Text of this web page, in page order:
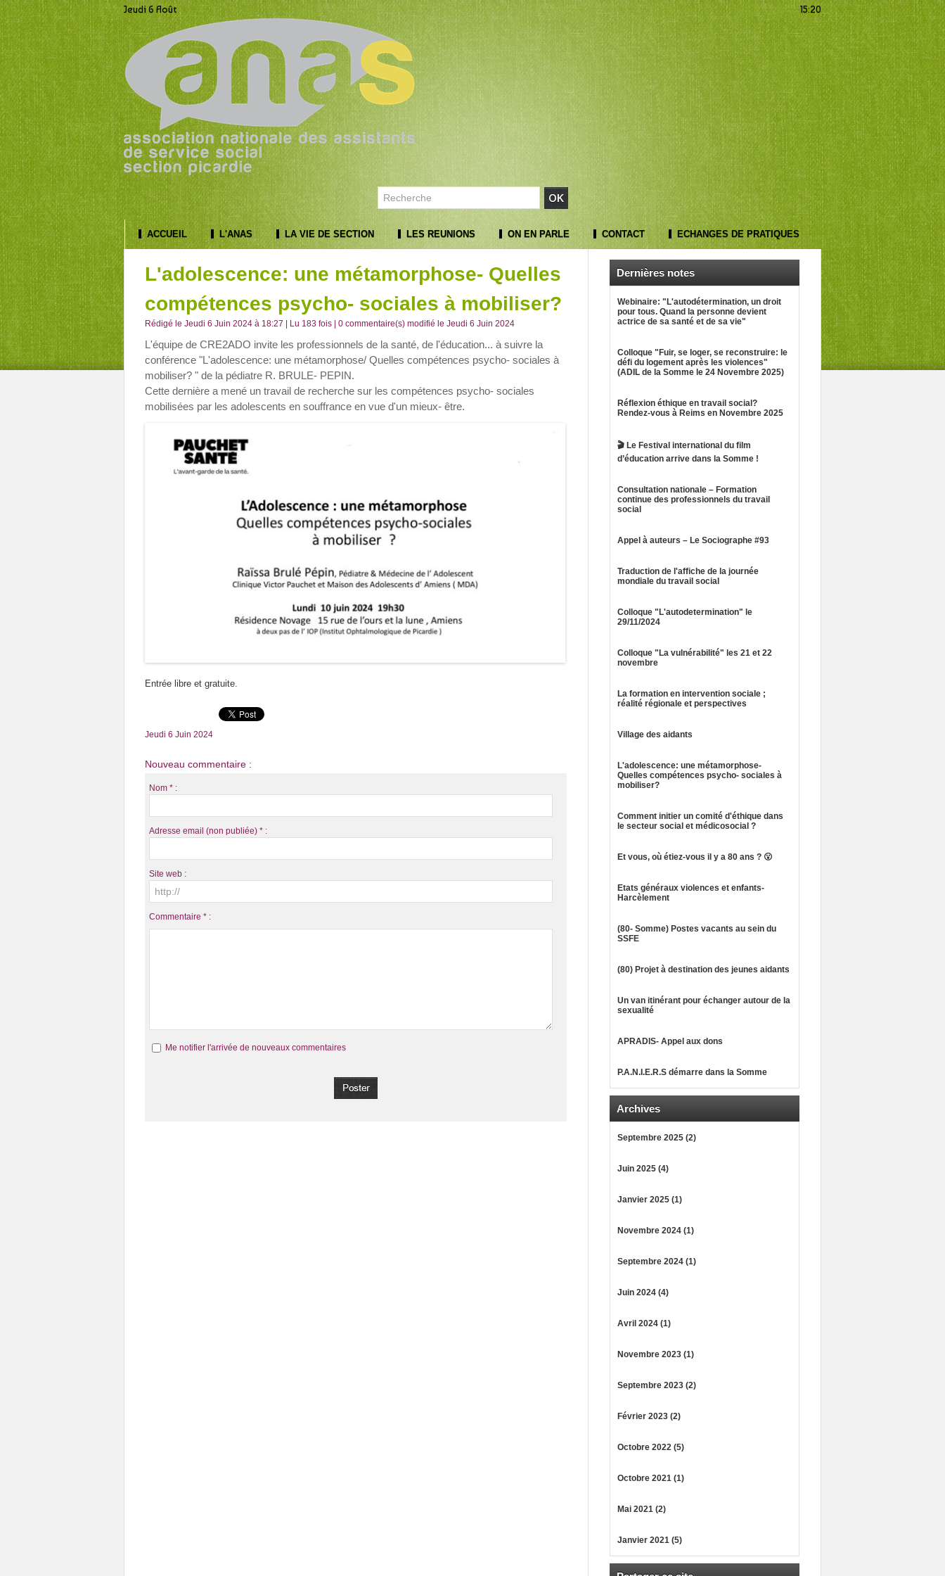
Jeudi 6 Août 15:20
ACCUEIL L'ANAS LA VIE DE SECTION LES REUNIONS ON EN PARLE CONTACT ECHANGES DE PRATIQUES
L'adolescence: une métamorphose- Quelles
compétences psycho- sociales à mobiliser?
Rédigé le Jeudi 6 Juin 2024 à 18:27 | Lu 183 fois | 0 commentaire(s) modifié le Jeudi 6 Juin 2024
L'équipe de CRE2ADO invite les professionnels de la santé, de l'éducation... à suivre la
conférence "L'adolescence: une métamorphose/ Quelles compétences psycho- sociales à
mobiliser? " de la pédiatre R. BRULE- PEPIN.
Cette dernière a mené un travail de recherche sur les compétences psycho- sociales
mobilisées par les adolescents en souffrance en vue d'un mieux- être.
Entrée libre et gratuite.
Jeudi 6 Juin 2024
Nouveau commentaire :
Nom * :
Adresse email (non publiée) * :
Site web :
Commentaire * :
Me notifier l'arrivée de nouveaux commentaires
Dernières notes
Webinaire: "L'autodétermination, un droit
pour tous. Quand la personne devient
actrice de sa santé et de sa vie"
Colloque "Fuir, se loger, se reconstruire: le
défi du logement après les violences"
(ADIL de la Somme le 24 Novembre 2025)
Réflexion éthique en travail social?
Rendez-vous à Reims en Novembre 2025
🎬 Le Festival international du film
d’éducation arrive dans la Somme !
Consultation nationale – Formation
continue des professionnels du travail
social
Appel à auteurs – Le Sociographe #93
Traduction de l'affiche de la journée
mondiale du travail social
Colloque "L'autodetermination" le
29/11/2024
Colloque "La vulnérabilité" les 21 et 22
novembre
La formation en intervention sociale ;
réalité régionale et perspectives
Village des aidants
L'adolescence: une métamorphose-
Quelles compétences psycho- sociales à
mobiliser?
Comment initier un comité d'éthique dans
le secteur social et médicosocial ?
Et vous, où étiez-vous il y a 80 ans ? 😮
Etats généraux violences et enfants-
Harcèlement
(80- Somme) Postes vacants au sein du
SSFE
(80) Projet à destination des jeunes aidants
Un van itinérant pour échanger autour de la
sexualité
APRADIS- Appel aux dons
P.A.N.I.E.R.S démarre dans la Somme
Archives
Septembre 2025 (2)
Juin 2025 (4)
Janvier 2025 (1)
Novembre 2024 (1)
Septembre 2024 (1)
Juin 2024 (4)
Avril 2024 (1)
Novembre 2023 (1)
Septembre 2023 (2)
Février 2023 (2)
Octobre 2022 (5)
Octobre 2021 (1)
Mai 2021 (2)
Janvier 2021 (5)